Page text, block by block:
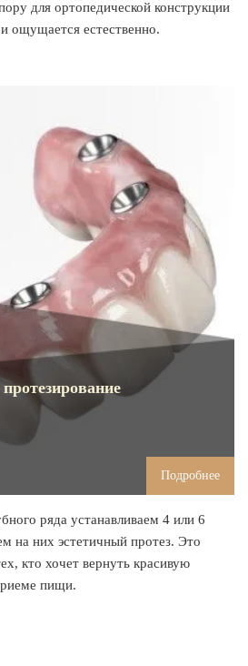
для ортопедической конструкции
ощущается естественно.
Подробнее
ряда устанавливаем 4 или 6
на них эстетичный протез. Это
кто хочет вернуть красивую
пищи.